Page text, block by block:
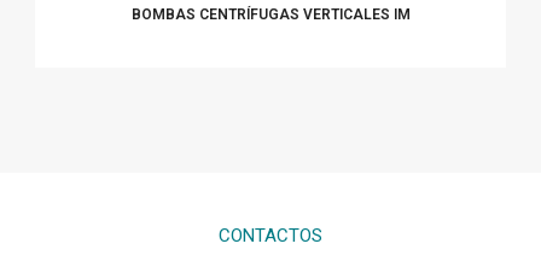
BOMBAS CENTRÍFUGAS VERTICALES IM
CONTACTOS